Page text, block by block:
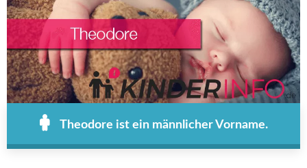
Theodore ist ein männlicher Vorname.